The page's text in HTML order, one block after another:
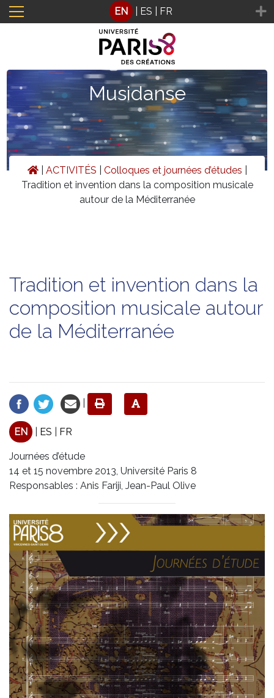
Cookies management panelEN | ES FR
Musidanse
ACTIVITÉS Colloques et journées d’études
Tradition et invention dans la composition musicale
autour de la Méditerranée
Tradition et invention dans la
composition musicale autour
de la Méditerranée
EN ES FR
Journées d’étude
14 et 15 novembre 2013, Université Paris 8
Responsables : Anis Fariji, Jean-Paul Olive